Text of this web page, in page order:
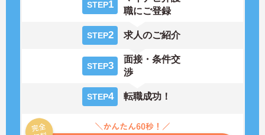
STEP1
職にご登録
STEP2 求人のご紹介
STEP3
面接・条件交
渉
STEP4 転職成功！